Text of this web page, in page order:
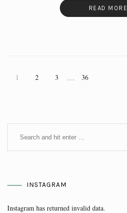
READ MORE
1 2 3 … 36
INSTAGRAM
Instagram has returned invalid data.